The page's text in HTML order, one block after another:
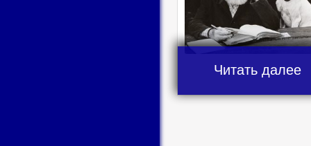
Читать далее